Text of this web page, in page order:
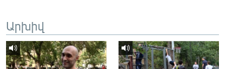
Հայերեն
English
Русский
Արխիվ